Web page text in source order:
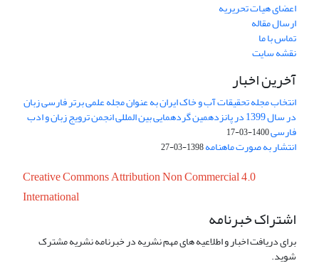
اعضای هیات تحریریه
ارسال مقاله
تماس با ما
نقشه سایت
آخرین اخبار
انتخاب مجله تحقیقات آب و خاک ایران به عنوان مجله علمی برتر فارسی زبان
در سال 1399 در پانزدهمین گردهمایی بین المللی انجمن ترویج زبان و ادب
فارسی1400-03-17
انتشار به صورت ماهنامه1398-03-27
Creative Commons Attribution Non Commercial 4.0
International
اشتراک خبرنامه
برای دریافت اخبار و اطلاعیه های مهم نشریه در خبرنامه نشریه مشترک
شوید.